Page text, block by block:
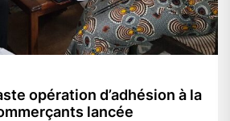
opération d’adhésion à la
lancée